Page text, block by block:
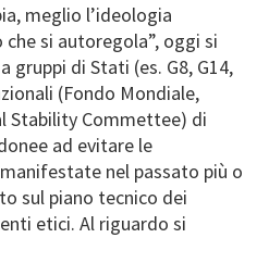
meglio l’ideologia
si autoregola”, oggi si
gruppi di Stati (es. G8, G14,
(Fondo Mondiale,
Stability Commettee) di
ad evitare le
nel passato più o
sul piano tecnico dei
etici. Al riguardo si